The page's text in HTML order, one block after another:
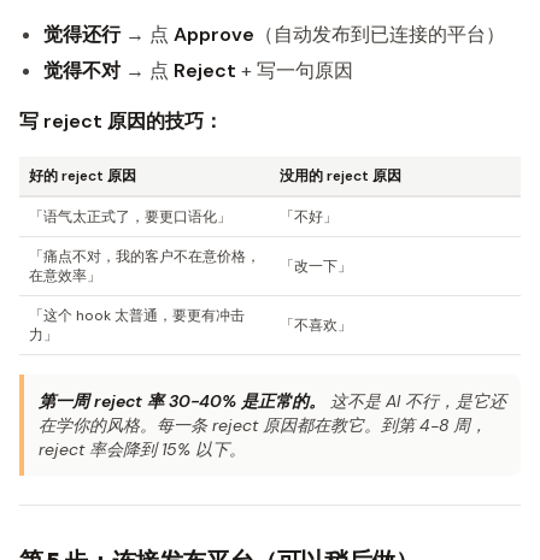
觉得还行→ 点 Approve （自动发布到已连接的平台）
觉得不对 → 点 Reject + 写一句原因
写 reject 原因的技巧：
好的 reject 原因 没用的 reject 原因
「语气太正式了，要更口语化」 「不好」
「痛点不对，我的客户不在意价格，
在意效率」
「改一下」
「这个 hook 太普通，要更有冲击
力」
「不喜欢」
第一周 reject 率 30-40% 是正常的。
这不是 AI 不行，是它还
在学你的风格。每一条 reject 原因都在教它。到第 4-8 周，
reject 率会降到 15% 以下。